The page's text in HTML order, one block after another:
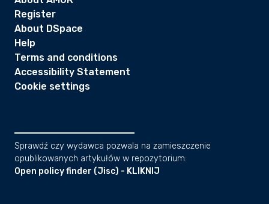
Register
About DSpace
Help
Terms and conditions
Accessibility Statement
Cookie settings
Sprawdź czy wydawca pozwala na zamieszczenie
opublikowanych artykułów w repozytorium:
Open policy finder (Jisc) - KLIKNIJ